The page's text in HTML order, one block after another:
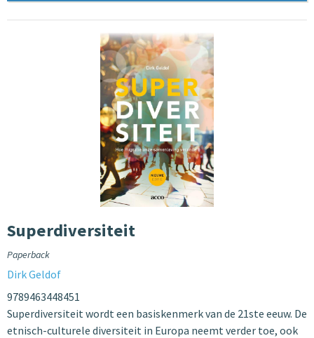
Superdiversiteit
Paperback
Dirk Geldof
9789463448451
Superdiversiteit wordt een basiskenmerk van de 21ste eeuw. De
etnisch-culturele diversiteit in Europa neemt verder toe, ook